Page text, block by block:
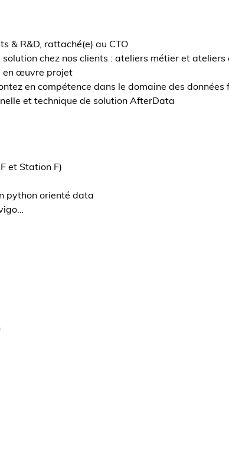
& R&D, rattaché(e) au CTO
chez nos clients : ateliers métier et ateliers
en œuvre projet
en compétence dans le domaine des données
et technique de solution AfterData
et Station F)
python orienté data